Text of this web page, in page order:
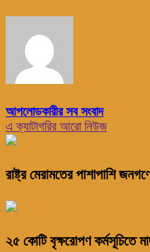
আপলোডকারীর সব সংবাদ
এ ক্যাটাগরির আরো নিউজ
রাষ্ট্র মেরামতের পাশাপাশি
২৫ কোটি বৃক্ষরোপণ কর্মসূচিতে